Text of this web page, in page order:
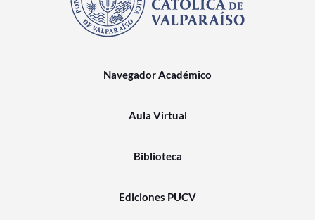
Navegador Académico
Aula Virtual
Biblioteca
Ediciones PUCV